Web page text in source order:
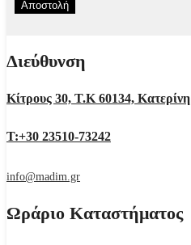
Διεύθυνση
Κίτρους 30, Τ.Κ 60134, Κατερίνη
Τ:+30 23510-73242
info@madim.gr
Ωράριο Καταστήματος